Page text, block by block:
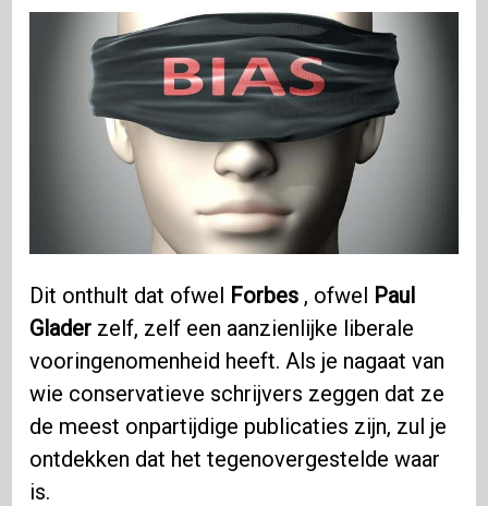
Dit onthult dat ofwel Forbes , ofwel Paul
Glader zelf, zelf een aanzienlijke liberale
vooringenomenheid heeft. Als je nagaat van
wie conservatieve schrijvers zeggen dat ze
de meest onpartijdige publicaties zijn, zul je
ontdekken dat het tegenovergestelde waar
is.